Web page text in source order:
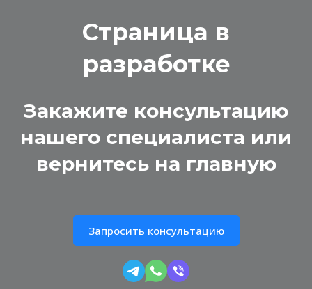
Страница в
разработке
Закажите консультацию
нашего специалиста или
вернитесь на главную
Запросить консультацию